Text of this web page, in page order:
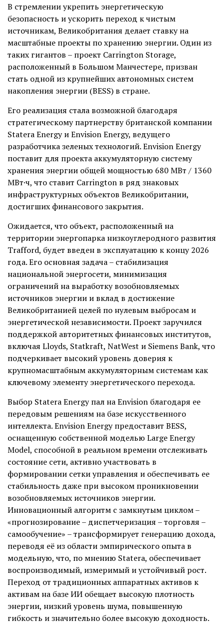
В стремлении укрепить энергетическую
безопасность и ускорить переход к чистым
источникам, Великобритания делает ставку на
масштабные проекты по хранению энергии. Один из
таких гигантов – проект Carrington Storage,
расположенный в Большом Манчестере, призван
стать одной из крупнейших автономных систем
накопления энергии (BESS) в стране.
Его реализация стала возможной благодаря
стратегическому партнерству британской компании
Statera Energy и Envision Energy, ведущего
разработчика зеленых технологий. Envision Energy
поставит для проекта аккумуляторную систему
хранения энергии общей мощностью 680 МВт / 1360
МВт·ч, что ставит Carrington в ряд знаковых
инфраструктурных объектов Великобритании,
достигших финансового закрытия.
Ожидается, что объект, расположенный на
территории энергопарка низкоуглеродного развития
Trafford, будет введен в эксплуатацию к концу 2026
года. Его основная задача – стабилизация
национальной энергосети, минимизация
ограничений на выработку возобновляемых
источников энергии и вклад в достижение
Великобританией целей по нулевым выбросам и
энергетической независимости. Проект заручился
поддержкой авторитетных финансовых институтов,
включая Lloyds, Statkraft, NatWest и Siemens Bank, что
подчеркивает высокий уровень доверия к
крупномасштабным аккумуляторным системам как
ключевому элементу энергетического перехода.
Выбор Statera Energy пал на Envision благодаря ее
передовым решениям на базе искусственного
интеллекта. Envision Energy предоставит BESS,
оснащенную собственной моделью Large Energy
Model, способной в реальном времени отслеживать
состояние сети, активно участвовать в
формировании сетки управления и обеспечивать ее
стабильность даже при высоком проникновении
возобновляемых источников энергии.
Инновационный алгоритм с замкнутым циклом –
«прогнозирование – диспетчеризация – торговля –
самообучение» – трансформирует генерацию дохода,
переводя её из области эмпирического опыта в
модельную, что, по мнению Statera, обеспечивает
воспроизводимый, измеримый и устойчивый рост.
Переход от традиционных аппаратных активов к
активам на базе ИИ обещает высокую плотность
энергии, низкий уровень шума, повышенную
гибкость и значительно более высокую доходность.